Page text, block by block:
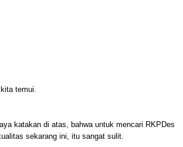
temui.
katakan di atas, bahwa untuk mencari RKPDes
sekarang ini, itu sangat sulit.